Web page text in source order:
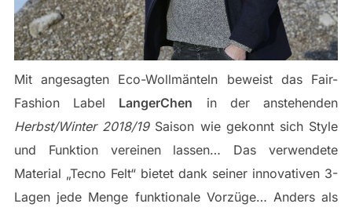
Mit angesagten Eco-Wollmänteln beweist das Fair-
Fashion Label LangerChen in der anstehenden
Herbst/Winter 2018/19Saison wie gekonnt sich Style
und Funktion vereinen lassen… Das verwendete
Material „Tecno Felt“ bietet dank seiner innovativen 3-
Lagen jede Menge funktionale Vorzüge… Anders als